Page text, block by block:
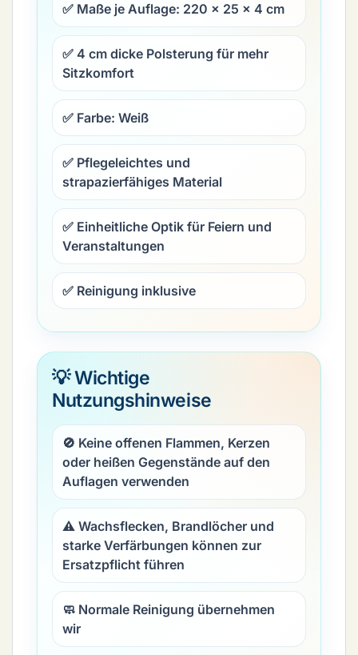
✅ Maße je Auflage: 220 × 25 × 4 cm
✅ 4 cm dicke Polsterung für mehr
Sitzkomfort
✅ Farbe: Weiß
✅ Pflegeleichtes und
strapazierfähiges Material
✅ Einheitliche Optik für Feiern und
Veranstaltungen
✅ Reinigung inklusive
💡 Wichtige
Nutzungshinweise
🚫 Keine offenen Flammen, Kerzen
oder heißen Gegenstände auf den
Auflagen verwenden
⚠️ Wachsflecken, Brandlöcher und
starke Verfärbungen können zur
Ersatzpflicht führen
🧼 Normale Reinigung übernehmen
wir